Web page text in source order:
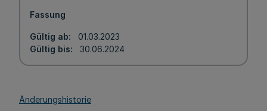
Fassung
Gültig ab
01.03.2023
Gültig bis
30.06.2024
Änderungshistorie